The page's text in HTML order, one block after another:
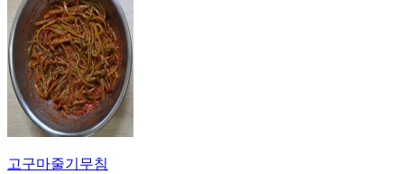
고구마줄기무침